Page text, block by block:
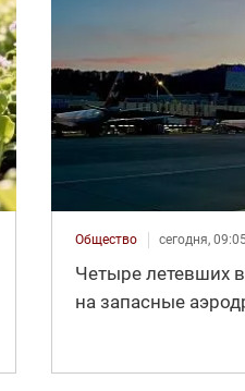
Общество сегодня,
Четыре летевших
на запасные